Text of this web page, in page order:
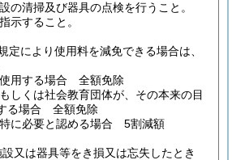
の清掃及び器具の点検を行うこと。
示すること。
定により使用料を減免できる場合は、
用する場合 全額免除
しくは社会教育団体が、その本来の目
る場合 全額免除
に必要と認める場合 5割減額
又は器具等をき損又は忘失したとき